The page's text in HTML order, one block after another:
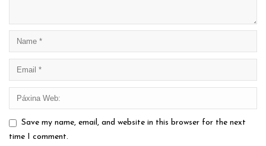
Save my name, email, and website in this browser for the next
time I comment.